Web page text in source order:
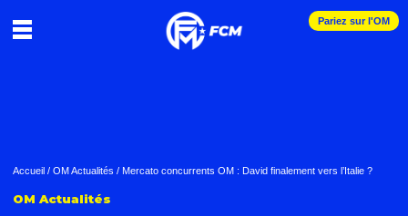
Pariez sur l'OM
Accueil / OM Actualités / Mercato concurrents OM : David finalement vers l’Italie ?
OM Actualités